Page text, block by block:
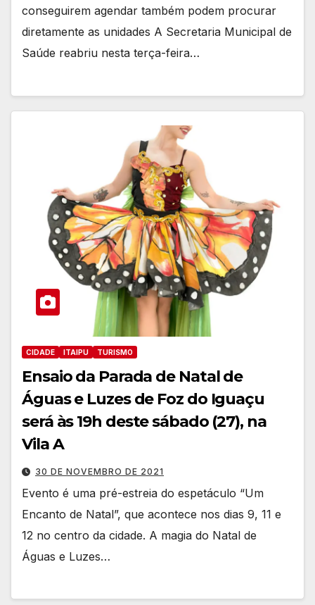
conseguirem agendar também podem procurar
diretamente as unidades A Secretaria Municipal de
Saúde reabriu nesta terça-feira…
CIDADE ITAIPU TURISMO
Ensaio da Parada de Natal de
Águas e Luzes de Foz do Iguaçu
será às 19h deste sábado (27), na
Vila A
30 DE NOVEMBRO DE 2021
Evento é uma pré-estreia do espetáculo “Um
Encanto de Natal”, que acontece nos dias 9, 11 e
12 no centro da cidade. A magia do Natal de
Águas e Luzes…